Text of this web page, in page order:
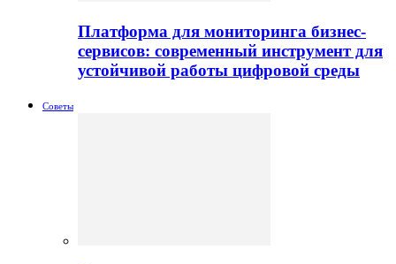
Платформа для мониторинга бизнес-
сервисов: современный инструмент для
устойчивой работы цифровой среды
Советы